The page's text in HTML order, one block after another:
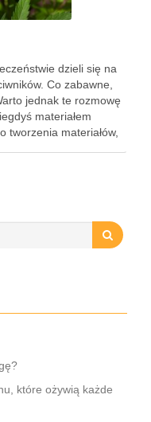
dzieli się na
Co zabawne,
jednak te rozmowę
materiałem
tworzenia materiałów,
które ożywią każde